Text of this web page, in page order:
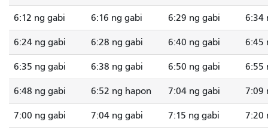
6:12 ng gabi 6:16 ng gabi 6:29 ng gabi 6:34
6:24 ng gabi 6:28 ng gabi 6:40 ng gabi 6:45
6:35 ng gabi 6:38 ng gabi 6:50 ng gabi 6:55
6:48 ng gabi 6:52 ng hapon 7:04 ng gabi 7:09
7:00 ng gabi 7:04 ng gabi 7:15 ng gabi 7:20